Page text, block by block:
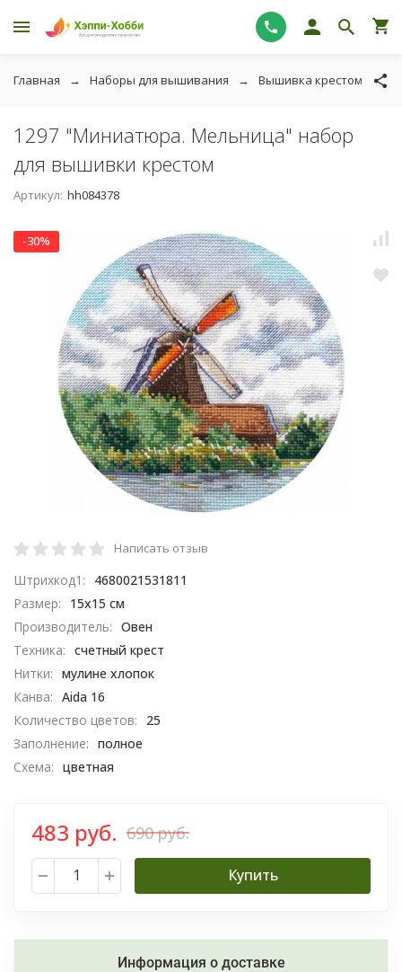
Главная Наборы для вышивания Вышивка крестом
1297 "Миниатюра. Мельница" набор
для вышивки крестом
Артикул: hh084378
-30%
Написать отзыв
Штрихкод1:
4680021531811
Размер:
15х15 см
Производитель: Овен
Техника: счетный крест
Нитки: мулине хлопок
Канва: Aida 16
Количество цветов:
25
Заполнение: полное
Схема: цветная
483 руб. 690 руб.
Купить
Информация о доставке